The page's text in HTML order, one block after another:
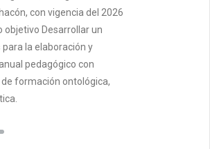
con vigencia del 2026
objetivo Desarrollar un
la elaboración y
pedagógico con
formación ontológica,